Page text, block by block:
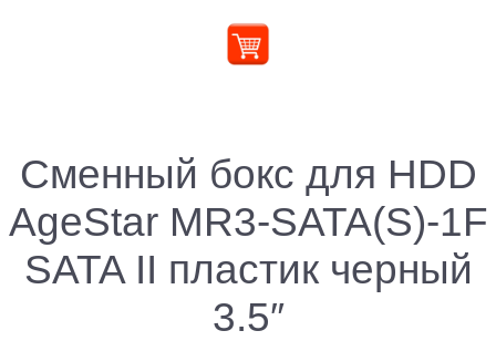
Сменный бокс для HDD
AgeStar MR3-SATA(S)-1F
SATA II пластик черный
3.5″